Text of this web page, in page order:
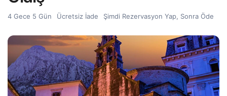
4 Gece 5 Gün Ücretsiz İade Şimdi Rezervasyon Yap, Sonra Öde